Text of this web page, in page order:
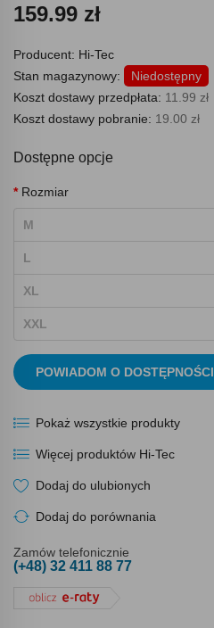
159.99 zł
Producent: Hi-Tec
Stan magazynowy:
Niedostępny
Koszt dostawy przedpłata: 11.99 zł
Koszt dostawy pobranie: 19.00 zł
Dostępne opcje
Rozmiar
M
L
XL
XXL
POWIADOM O DOSTĘPNOŚCI
Pokaż wszystkie produkty
Więcej produktów Hi-Tec
Dodaj do ulubionych
Dodaj do porównania
Zamów telefonicznie
(+48) 32 411 88 77